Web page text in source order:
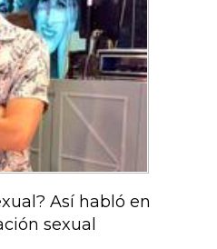
Así habló en
sexual